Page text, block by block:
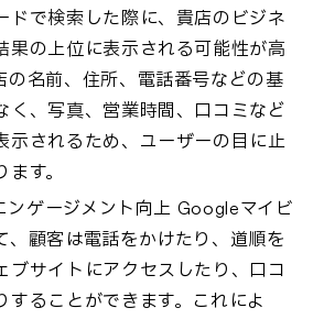
ドで検索した際に、貴店のビジネ
果の上位に表示される可能性が高
の名前、住所、電話番号などの基
く、写真、営業時間、口コミなど
示されるため、ユーザーの目に止
す。
ンゲージメント向上 Googleマイビ
、顧客は電話をかけたり、道順を
ブサイトにアクセスしたり、口コ
することができます。これによ